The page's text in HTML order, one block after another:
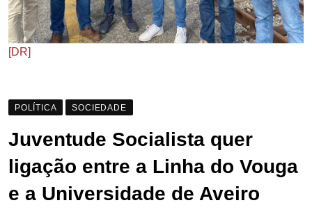
[DR]
POLÍTICA SOCIEDADE
Juventude Socialista quer
ligação entre a Linha do Vouga
e a Universidade de Aveiro